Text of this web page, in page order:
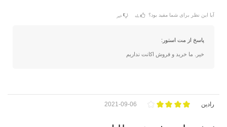
آیا این نظر برای شما مفید بود؟ بله خیر
پاسخ از مت استور:
خیر. ما خرید و فروش اکانت نداریم
رادین 2021-09-06